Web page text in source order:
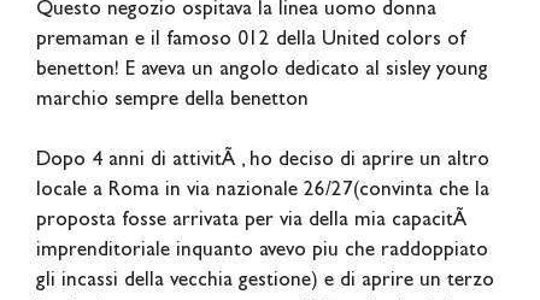
Questo negozio ospitava la linea uomo donna
premaman e il famoso 012 della United colors of
benetton! E aveva un angolo dedicato al sisley young
marchio sempre della benetton
Dopo 4 anni di attivitÃ , ho deciso di aprire un altro
locale a Roma in via nazionale 26/27(convinta che la
proposta fosse arrivata per via della mia capacitÃ
imprenditoriale inquanto avevo piu che raddoppiato
gli incassi della vecchia gestione) e di aprire un terzo